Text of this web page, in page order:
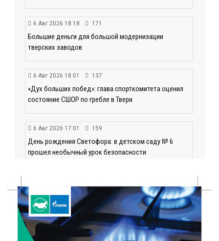
6 Авг 2026 18:18 171
Большие деньги для большой модернизации
тверских заводов
6 Авг 2026 18:01 137
«Дух больших побед»: глава спорткомитета оценил
состояние СШОР по гребле в Твери
6 Авг 2026 17:01 159
День рождения Светофора: в детском саду № 6
прошел необычный урок безопасности
В Твери пройдёт дополнительный день приёма в
колледжи
6 Авг 2026 16:37 143